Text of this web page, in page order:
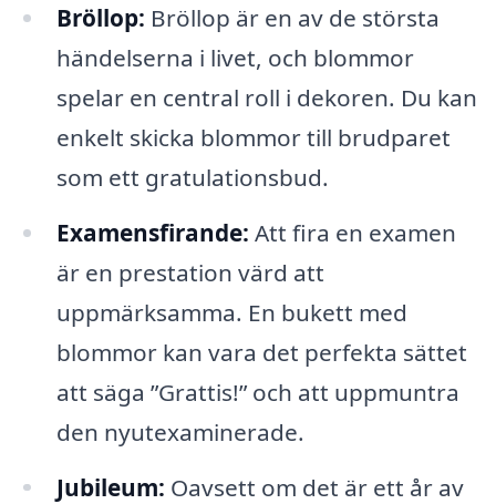
Bröllop: Bröllop är en av de största
händelserna i livet, och blommor
spelar en central roll i dekoren. Du kan
enkelt skicka blommor till brudparet
som ett gratulationsbud.
Examensfirande: Att fira en examen
är en prestation värd att
uppmärksamma. En bukett med
blommor kan vara det perfekta sättet
att säga ”Grattis!” och att uppmuntra
den nyutexaminerade.
Jubileum: Oavsett om det är ett år av